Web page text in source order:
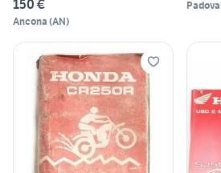
150 €
Ancona (AN)
Padova